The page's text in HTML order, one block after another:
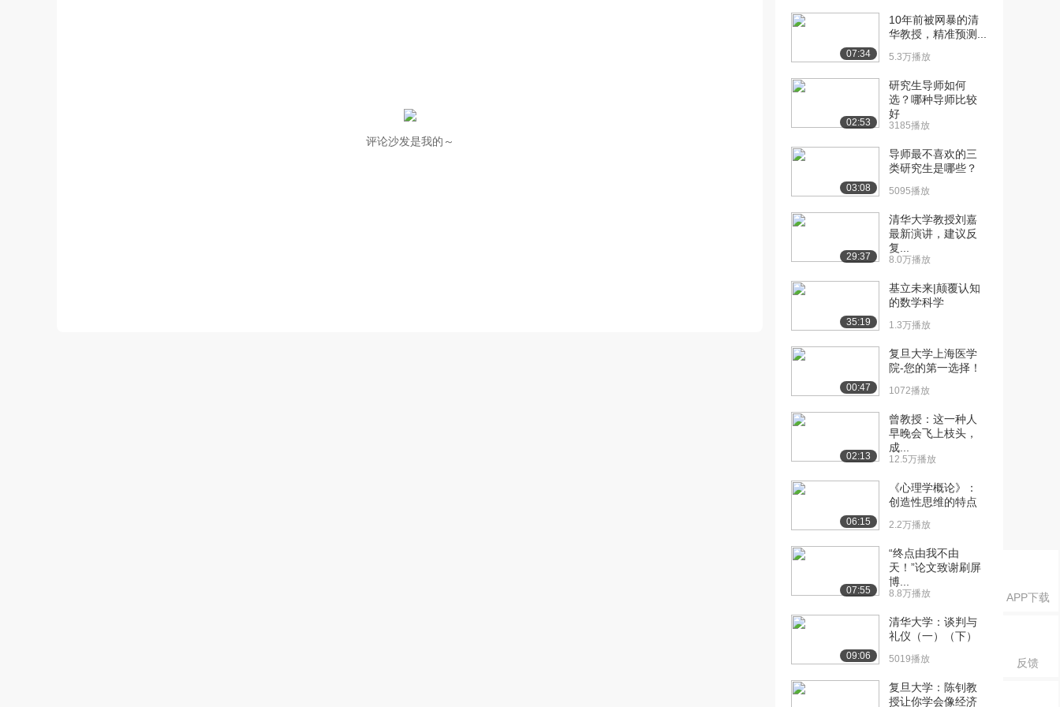
APP下载
反馈
评论沙发是我的～
[10] 复旦大学公开课：王
09:23
[11] 复旦大学公开课：王
07:26
[12] 复旦大学公开课：王
15:31
[13] 复旦大学公开课：王
22:58
[14] 复旦大学公开课：王
德峰教授谈艺术哲...
德峰教授谈艺术哲...
德峰教授谈艺术哲...
德峰教授谈艺术哲...
[18] 复旦大学公开课：王
德峰教授谈艺术哲...
16.9万播放
[19] 复旦大学公开课：王
15.5万播放
[20] 复旦大学公开课：王
14.7万播放
07:34
10年前被网暴的清
华教授，精准预测...
5.3万播放
02:53
研究生导师如何
选？哪种导师比较
好
3185播放
03:08
导师最不喜欢的三
类研究生是哪些？
5095播放
29:37
清华大学教授刘嘉
最新演讲，建议反
复...
8.0万播放
35:19
基立未来|颠覆认知
的数学科学
1.3万播放
00:47
复旦大学上海医学
院-您的第一选择！
1072播放
02:13
曾教授：这一种人
早晚会飞上枝头，
成...
12.5万播放
06:15
《心理学概论》：
创造性思维的特点
2.2万播放
07:55
“终点由我不由
天！”论文致谢刷屏
博...
8.8万播放
09:06
清华大学：谈判与
礼仪（一）（下）
5019播放
复旦大学：陈钊教
授让你学会像经济